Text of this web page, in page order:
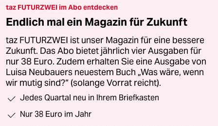
taz FUTURZWEI im Abo entdecken
Endlich mal ein Magazin für Zukunft
taz FUTURZWEI ist unser Magazin für eine bessere
Zukunft. Das Abo bietet jährlich vier Ausgaben für
nur 38 Euro. Zudem erhalten Sie eine Ausgabe von
Luisa Neubauers neuestem Buch „Was wäre, wenn
wir mutig sind?“ (solange Vorrat reicht).
Jedes Quartal neu in Ihrem Briefkasten
Nur 38 Euro im Jahr